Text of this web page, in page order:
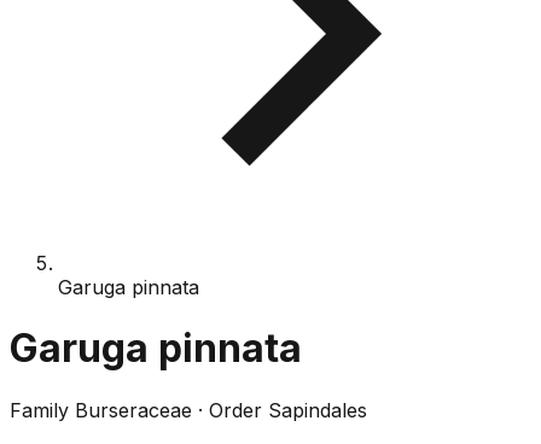
Garuga pinnata
Garuga pinnata
Family Burseraceae · Order Sapindales